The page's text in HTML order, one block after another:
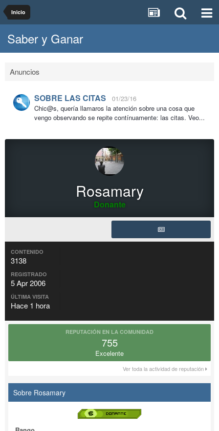
Inicio
Saber y Ganar
Anuncios
SOBRE LAS CITAS
01/23/16
Chic@s, quería llamaros la atención sobre una cosa que
vengo observando se repite contínuamente: las citas. Veo...
Rosamary
Donante
CONTENIDO
3138
REGISTRADO
5 Apr 2006
ÚLTIMA VISITA
Hace 1 hora
REPUTACIÓN EN LA COMUNIDAD
755
Excelente
Ver toda la actividad de reputación
Sobre Rosamary